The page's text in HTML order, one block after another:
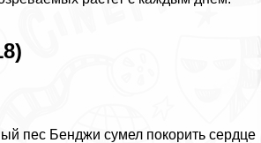
пес Бенджи сумел покорить сердце